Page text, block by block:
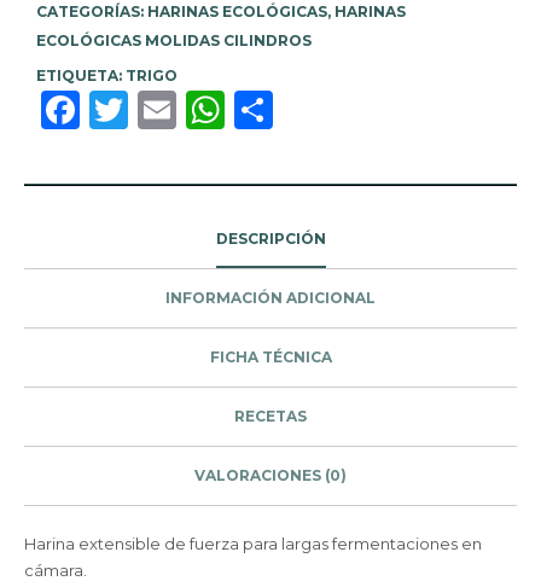
CATEGORÍAS: HARINAS ECOLÓGICAS, HARINAS
ECOLÓGICAS MOLIDAS CILINDROS
ETIQUETA: TRIGO
Facebook
Twitter
EmailWhatsApp
DESCRIPCIÓN
INFORMACIÓN ADICIONAL
FICHA TÉCNICA
RECETAS
VALORACIONES (0)
Harina extensible de fuerza para largas fermentaciones en
cámara.